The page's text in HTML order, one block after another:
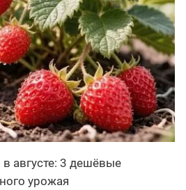
августе: 3 дешёвые
урожая